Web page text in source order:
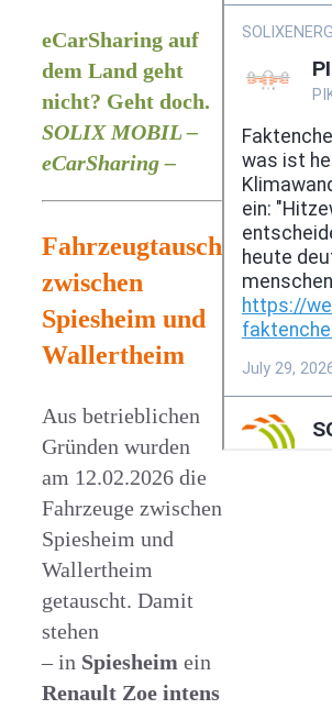
eCarSharing auf
dem Land geht
nicht? Geht doch.
SOLIX MOBIL –
eCarSharing –
Fahrzeugtausch
zwischen
Spiesheim und
Wallertheim
Aus betrieblichen
Gründen wurden
am 12.02.2026 die
Fahrzeuge zwischen
Spiesheim und
Wallertheim
getauscht. Damit
stehen
– in Spiesheim ein
Renault Zoe intens